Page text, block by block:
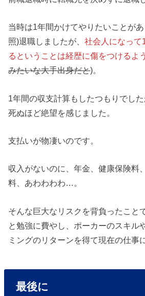
当時は1年間かけてやりたいことが
照)退職しましたが、社会人になって
るということは経歴に傷をつけるよ
みたいな大手出身だと)。
1年間の収支計算もしたつもりでし
死ぬほど絶望を感じました。
支払いが物凄いのです。
収入がないのに、年金、健康保険料
料、あわわわわ…。
そんな巨大なリスクを背負ったこと
と勉強に費やし、ポーカーのスキル
ミングのリターンを得て現在の仕事
最後に